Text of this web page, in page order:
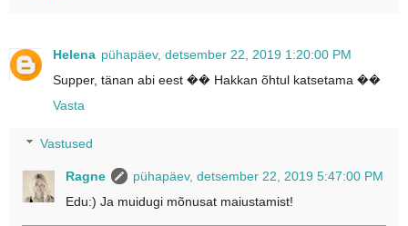
Helena pühapäev, detsember 22, 2019 1:20:00 PM
Supper, tänan abi eest �� Hakkan õhtul katsetama ��
Vasta
Vastused
Ragne
pühapäev, detsember 22, 2019 5:47:00 PM
Edu:) Ja muidugi mõnusat maiustamist!